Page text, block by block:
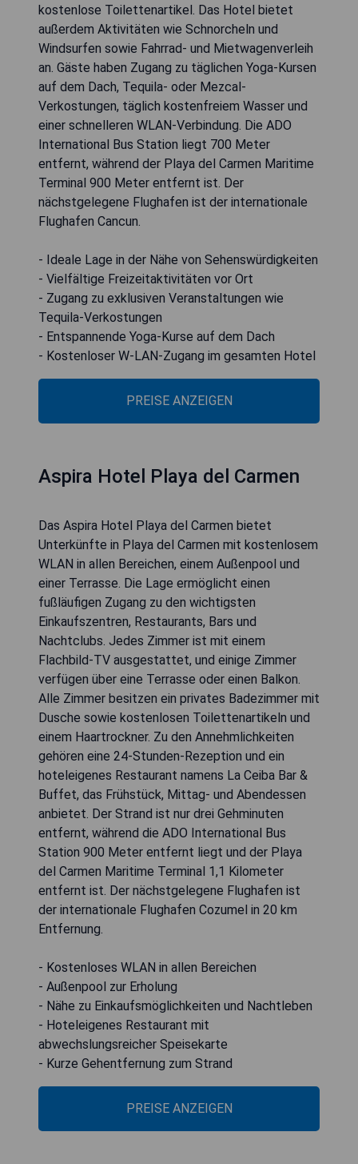
kostenlose Toilettenartikel. Das Hotel bietet
außerdem Aktivitäten wie Schnorcheln und
Windsurfen sowie Fahrrad- und Mietwagenverleih
an. Gäste haben Zugang zu täglichen Yoga-Kursen
auf dem Dach, Tequila- oder Mezcal-
Verkostungen, täglich kostenfreiem Wasser und
einer schnelleren WLAN-Verbindung. Die ADO
International Bus Station liegt 700 Meter
entfernt, während der Playa del Carmen Maritime
Terminal 900 Meter entfernt ist. Der
nächstgelegene Flughafen ist der internationale
Flughafen Cancun.
- Ideale Lage in der Nähe von Sehenswürdigkeiten
- Vielfältige Freizeitaktivitäten vor Ort
- Zugang zu exklusiven Veranstaltungen wie
Tequila-Verkostungen
- Entspannende Yoga-Kurse auf dem Dach
- Kostenloser W-LAN-Zugang im gesamten Hotel
PREISE ANZEIGEN
Aspira Hotel Playa del Carmen
Das Aspira Hotel Playa del Carmen bietet
Unterkünfte in Playa del Carmen mit kostenlosem
WLAN in allen Bereichen, einem Außenpool und
einer Terrasse. Die Lage ermöglicht einen
fußläufigen Zugang zu den wichtigsten
Einkaufszentren, Restaurants, Bars und
Nachtclubs. Jedes Zimmer ist mit einem
Flachbild-TV ausgestattet, und einige Zimmer
verfügen über eine Terrasse oder einen Balkon.
Alle Zimmer besitzen ein privates Badezimmer mit
Dusche sowie kostenlosen Toilettenartikeln und
einem Haartrockner. Zu den Annehmlichkeiten
gehören eine 24-Stunden-Rezeption und ein
hoteleigenes Restaurant namens La Ceiba Bar &
Buffet, das Frühstück, Mittag- und Abendessen
anbietet. Der Strand ist nur drei Gehminuten
entfernt, während die ADO International Bus
Station 900 Meter entfernt liegt und der Playa
del Carmen Maritime Terminal 1,1 Kilometer
entfernt ist. Der nächstgelegene Flughafen ist
der internationale Flughafen Cozumel in 20 km
Entfernung.
- Kostenloses WLAN in allen Bereichen
- Außenpool zur Erholung
- Nähe zu Einkaufsmöglichkeiten und Nachtleben
- Hoteleigenes Restaurant mit
abwechslungsreicher Speisekarte
- Kurze Gehentfernung zum Strand
PREISE ANZEIGEN